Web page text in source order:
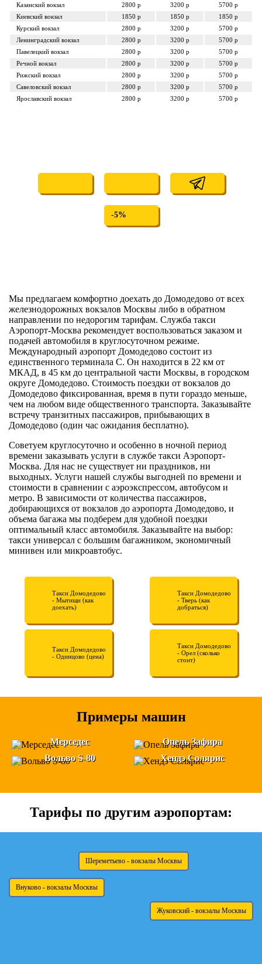
Казанский вокзал 2800 р 3200 р
5700 р
Киевский вокзал 1850 р 1850 р
1850 р
Курский вокзал 2800 р 3200 р
5700 р
Ленинградский вокзал 2800 р 3200 р
5700 р
Павелецкий вокзал 2800 р 3200 р
5700 р
Речной вокзал 2800 р 3200 р
5700 р
Рижский вокзал 2800 р 3200 р
5700 р
Савеловский вокзал 2800 р 3200 р
5700 р
Ярославский вокзал 2800 р 3200 р 5700 р
-5%
Мы предлагаем комфортно доехать до Домодедово от всех
железнодорожных вокзалов Москвы либо в обратном
направлении по недорогим тарифам. Служба такси
Аэропорт-Москва рекомендует воспользоваться заказом и
подачей автомобиля в круглосуточном режиме.
Международный аэропорт Домодедово состоит из
единственного терминала С. Он находится в 22 км от
МКАД, в 45 км до центральной части Москвы, в городском
округе Домодедово. Стоимость поездки от вокзалов до
Домодедово фиксированная, время в пути гораздо меньше,
чем на любом виде общественного транспорта. Заказывайте
встречу транзитных пассажиров, прибывающих в
Домодедово (один час ожидания бесплатно).
Советуем круглосуточно и особенно в ночной период
времени заказывать услуги в службе такси Аэропорт-
Москва. Для нас не существует ни праздников, ни
выходных. Услуги нашей службы выгодней по времени и
стоимости в сравнении с аэроэкспрессом, автобусом и
метро. В зависимости от количества пассажиров,
добирающихся от вокзалов до аэропорта Домодедово, и
объема багажа мы подберем для удобной поездки
оптимальный класс автомобиля. Заказывайте на выбор:
такси универсал с большим багажником, экономичный
минивен или микроавтобус.
Такси Домодедово
- Мытищи (как
доехать)
Такси Домодедово
- Тверь (как
добраться)
Такси Домодедово
- Одинцово (цена)
Такси Домодедово
- Орел (сколько
стоит)
Примеры машин
Мерседес
Опель Зафира
Вольво S-80
Хендэ Солярис
Тарифы по другим аэропортам:
Внуково - вокзалы Москвы
Шереметьево - вокзалы Москвы
Жуковский - вокзалы Москвы